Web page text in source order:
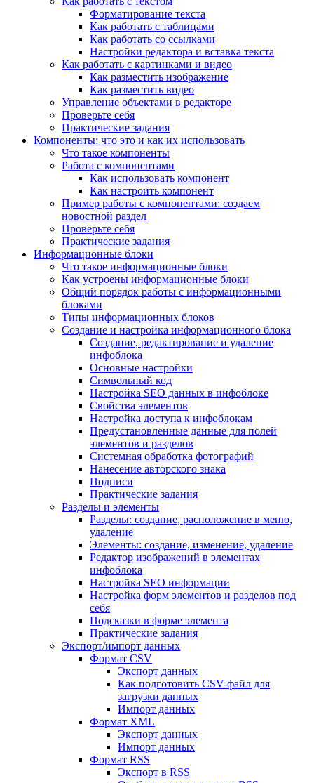
Форматирование текста
Как работать с таблицами
Как работать со ссылками
Настройки редактора и вставка текста
Как работать с картинками и видео
Как разместить изображение
Как разместить видео
Управление объектами в редакторе
Проверьте себя
Практические задания
Компоненты: что это и как их использовать
Что такое компоненты
Работа с компонентами
Как использовать компонент
Как настроить компонент
Пример работы с компонентами: создаем
новостной раздел
Проверьте себя
Практические задания
Информационные блоки
Что такое информационные блоки
Как устроены информационные блоки
Общий порядок работы с информационными
блоками
Типы информационных блоков
Создание и настройка информационного блока
Создание, редактирование и удаление
инфоблока
Основные настройки
Символьный код
Настройка SEO данных в инфоблоке
Свойства элементов
Настройка доступа к инфоблокам
Предустановленные данные для полей
элементов и разделов
Системная обработка фотографий
Нанесение авторского знака
Подписи
Практические задания
Разделы и элементы
Разделы: создание, расположение в меню,
удаление
Элементы: создание, изменение, удаление
Редактор изображений в элементах
инфоблока
Настройка SEO информации
Настройка форм элементов и разделов под
себя
Подсказки в форме элемента
Практические задания
Экспорт/импорт данных
Формат CSV
Экспорт данных
Как подготовить CSV-файл для
загрузки данных
Импорт данных
Формат XML
Экспорт данных
Импорт данных
Формат RSS
Экспорт в RSS